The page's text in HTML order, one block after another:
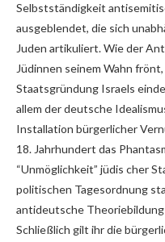
Selbstständigkeit
ausgeblendet, die sich
Juden artikuliert. Wie der
Jüdinnen seinem Wahn
Staatsgründung Israels
allem der deutsche
Installation bürgerlicher
18. Jahrhundert das
“Unmöglichkeit” jüdis cher
politischen Tagesordnung
antideutsche
Schließlich gilt ihr die